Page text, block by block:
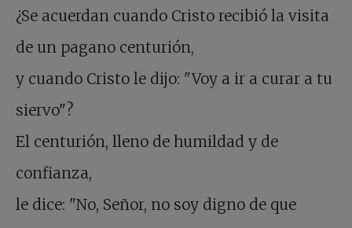
¿Se acuerdan cuando Cristo recibió la visita
de un pagano centurión,
y cuando Cristo le dijo: "Voy a ir a curar a tu
siervo"?
El centurión, lleno de humildad y de
confianza,
le dice: "No, Señor, no soy digno de que